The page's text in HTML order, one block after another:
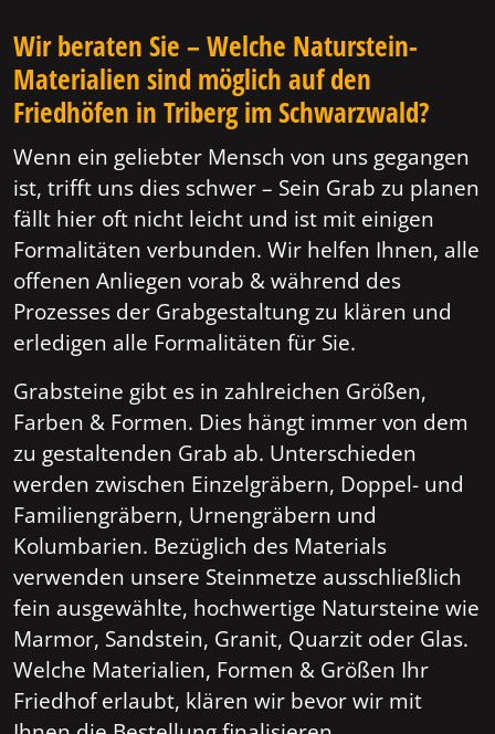
Wir beraten Sie – Welche Naturstein-
Materialien sind möglich auf den
Friedhöfen in Triberg im Schwarzwald?
Wenn ein geliebter Mensch von uns gegangen
ist, trifft uns dies schwer – Sein Grab zu planen
fällt hier oft nicht leicht und ist mit einigen
Formalitäten verbunden. Wir helfen Ihnen, alle
offenen Anliegen vorab & während des
Prozesses der Grabgestaltung zu klären und
erledigen alle Formalitäten für Sie.
Grabsteine gibt es in zahlreichen Größen,
Farben & Formen. Dies hängt immer von dem
zu gestaltenden Grab ab. Unterschieden
werden zwischen Einzelgräbern, Doppel- und
Familiengräbern, Urnengräbern und
Kolumbarien. Bezüglich des Materials
verwenden unsere Steinmetze ausschließlich
fein ausgewählte, hochwertige Natursteine wie
Marmor, Sandstein, Granit, Quarzit oder Glas.
Welche Materialien, Formen & Größen Ihr
Friedhof erlaubt, klären wir bevor wir mit